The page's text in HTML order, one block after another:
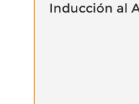
Inducción al